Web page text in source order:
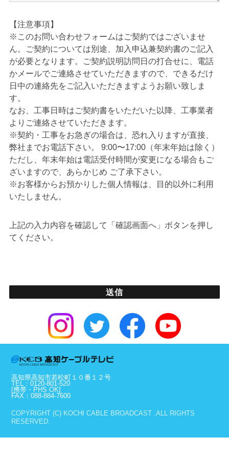
【注意事項】
※このお問い合わせフォームはご契約ではございませ
ん。ご契約については別途、加入申込兼契約書のご記入
が必要となります。ご契約説明訪問日の打合せに、電話
かメールでご連絡させていただきますので、できるだけ
日中の連絡先をご記入いただきますようお願い致しま
す。
なお、工事日時はご契約書をいただいた以降、工事業者
よりご連絡させていただきます。
※契約・工事をお急ぎの場合は、恐れ入りますが直接、
弊社までお電話下さい。 9:00〜17:00（年末年始は除く）
ただし、年末年始は電話受付時間が変更になる場合もご
ざいますので、あらかじめ ご了承下さい。
※お客様からお預かりした個人情報は、目的以外に利用
いたしません。
上記の入力内容を確認して「確認画面へ」ボタンを押し
てください。
高知県高知市若松町１０番１２号
TEL：0120-801-520
[携帯・PHS OK]
FAX：088-884-7600
COPYRIGHT (C) KOCHI CABLE BROADCAST .ALL RIGHTS
RESERVED.